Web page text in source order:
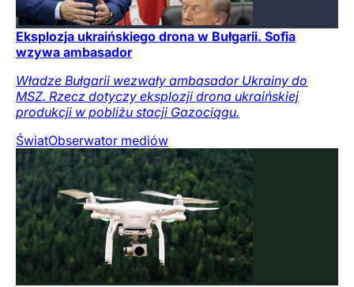
Eksplozja ukraińskiego drona w Bułgarii. Sofia
wzywa ambasador
Władze Bułgarii wezwały ambasador Ukrainy do
MSZ. Rzecz dotyczy eksplozji drona ukraińskiej
produkcji w pobliżu stacji Gazociągu.
ŚwiatObserwator mediów